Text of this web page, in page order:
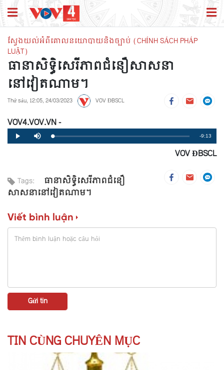
ស្វែងយល់អំពីគោលនយោបាយនិងច្បាប់ (CHÍNH SÁCH PHÁP
LUẬT)
ធានាសិទ្ធិសេរីភាពជំនឿសាសនា
នៅវៀតណាម។
Thứ sáu, 12:05, 24/03/2023 VOV ĐBSCL
VOV4.VOV.VN -
Play Mute Loaded:
0%
Progress:
0%
Remaining
Time
-9:13
VOV ĐBSCL
Tags:
ធានាសិទ្ធិសេរីភាពជំនឿ
សាសនានៅវៀតណាម។
Viết bình luận
TIN CÙNG CHUYÊN MỤC